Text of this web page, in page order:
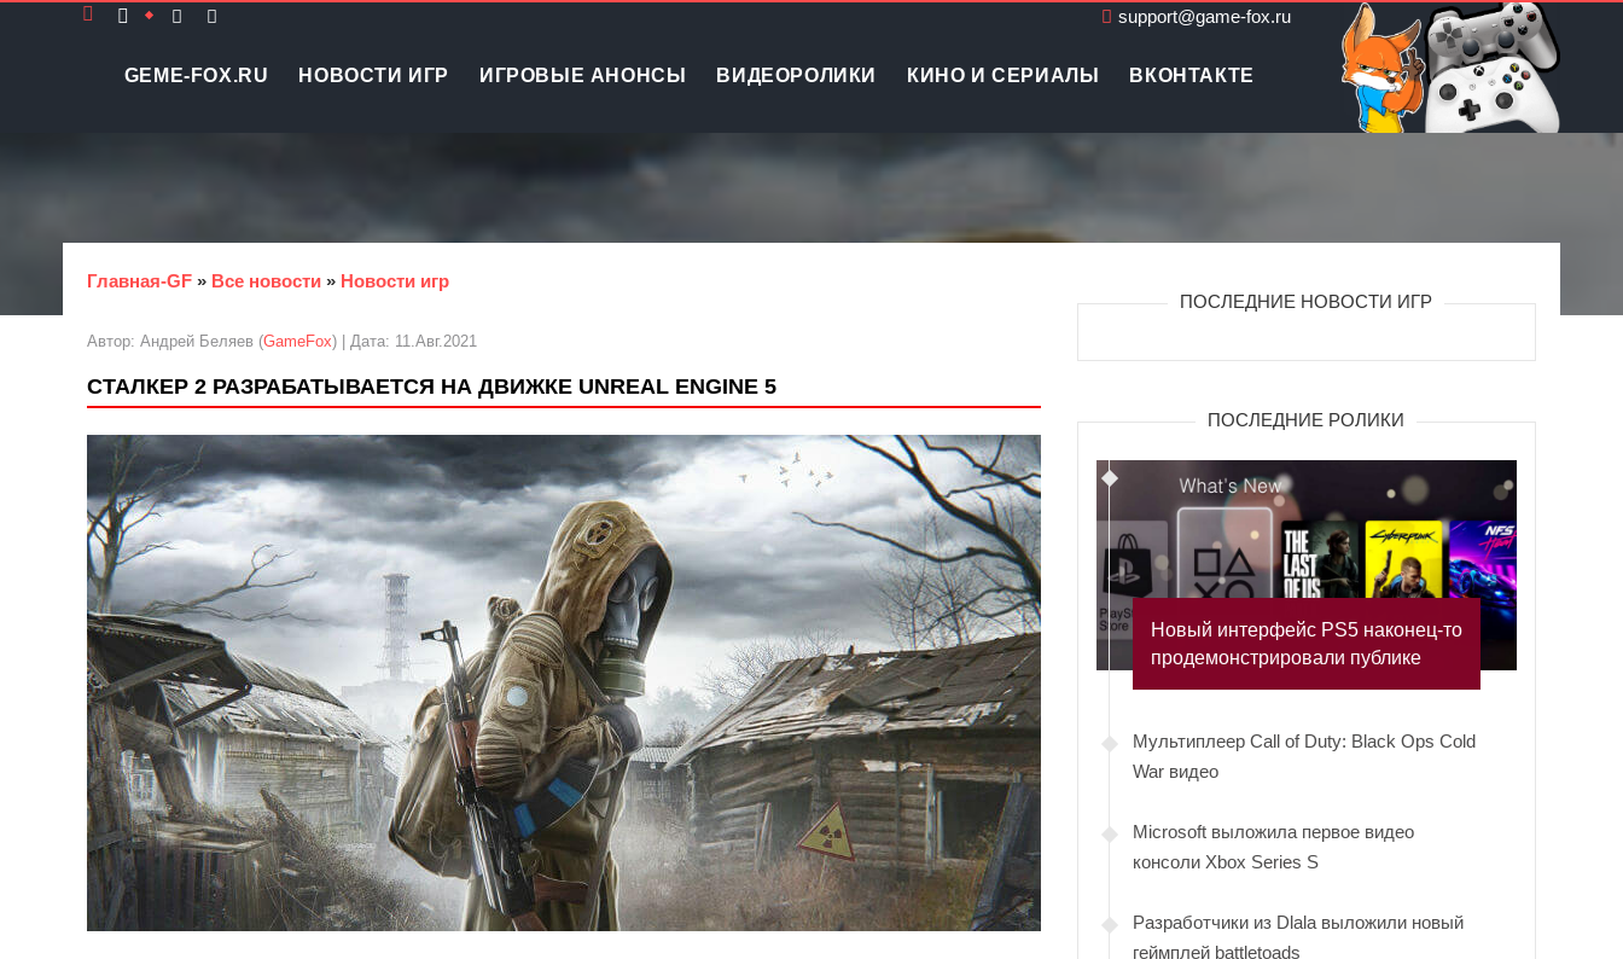
support@game-fox.ru
GEME-FOX.RU НОВОСТИ ИГР ИГРОВЫЕ АНОНСЫ ВИДЕОРОЛИКИ КИНО И СЕРИАЛЫ ВКОНТАКТЕ
Главная-GF » Все новости » Новости игр
Автор: Андрей Беляев (GameFox) | Дата: 11.Авг.2021
СТАЛКЕР 2 РАЗРАБАТЫВАЕТСЯ НА ДВИЖКЕ UNREAL ENGINE 5
ПОСЛЕДНИЕ НОВОСТИ ИГР
ПОСЛЕДНИЕ РОЛИКИ
Новый интерфейс PS5 наконец-то
продемонстрировали публике
Мультиплеер Call of Duty: Black Ops Cold
War видео
Microsoft выложила первое видео
консоли Xbox Series S
Разработчики из Dlala выложили новый
геймплей battletoads